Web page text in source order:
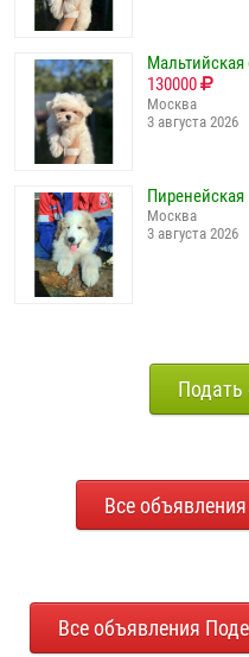
130000
Москва
3 августа 2026
Пиренейская
Москва
3 августа 2026
Подать
Все
Все объявления